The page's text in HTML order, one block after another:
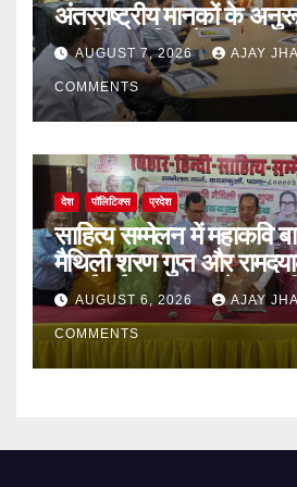
अंतरराष्ट्रीय मानकों के
आधुनिक पॉपिंग सेंटर
AUGUST 7, 2026 AJAY JHA
COMMENTS
देश पॉलिटिक्स प्रदेश
साहित्य सम्मेलन में महाकवि
मैथिली शरण गुप्त और
मनाई गई जयंती, 72वें जन्म-
बिन्देश्वर गुप्ता हुए सम्मानित
AUGUST 6, 2026 AJAY
COMMENTS